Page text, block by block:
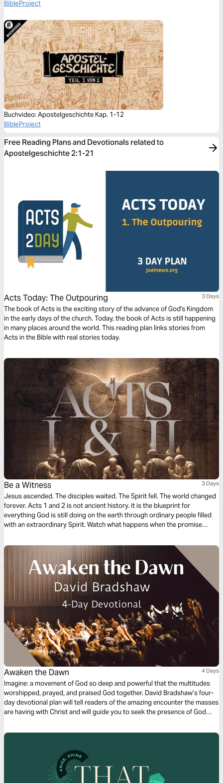
BibleProject
Buchvideo: Apostelgeschichte Kap. 1-12
BibleProject
Free Reading Plans and Devotionals related to
Apostelgeschichte 2:1-21
Acts Today: The Outpouring 3 Days
The book of Acts is the exciting story of the advance of God's Kingdom
in the early days of the church. Today, the book of Acts is still happening
in many places around the world. This reading plan links stories from
Acts in the Bible with real stories today.
Be a Witness 3 Days
Jesus ascended. The disciples waited. The Spirit fell. The world changed
forever. Acts 1 and 2 is not ancient history. it is the blueprint for
everything God is still doing on the earth through ordinary people filled
with an extraordinary Spirit. Watch what happens when the promise
happens when one message burns three thousand hearts in a single
afternoon. You were not called to admire the early Church from a
distance. You were called to become it.
Awaken the Dawn 4 Days
Imagine: a movement of God so deep and powerful that the multitudes
worshipped, prayed, and praised God together. David Bradshaw’s four-
day devotional plan will tell readers of the amazing encounter the masses
are having with Christ and will guide you to seek the presence of God